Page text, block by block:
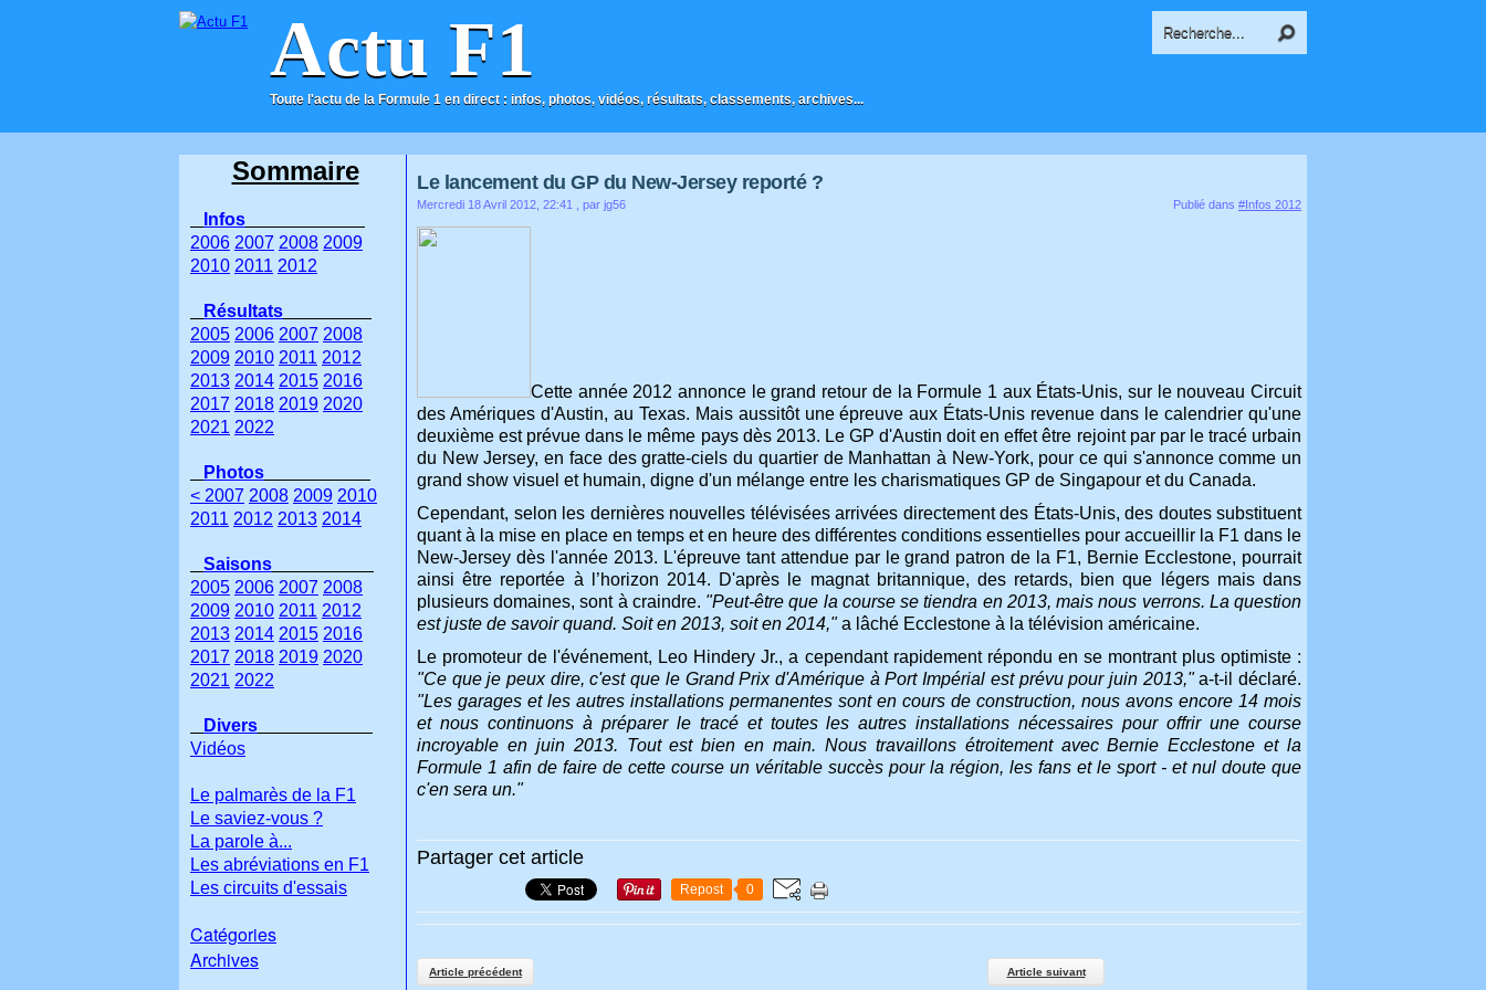
Actu F1
Toute l'actu de la Formule 1 en direct : infos, photos, vidéos, résultats, classements, archives...
ACCUEIL CONTACT
Le lancement du GP du New-Jersey reporté ?
Mercredi 18 Avril 2012, 22:41 , par jg56 Publié dans #Infos 2012
Cette année 2012 annonce le grand retour de la Formule 1 aux États-Unis, sur le nouveau Circuit
des Amériques d'Austin, au Texas. Mais aussitôt une épreuve aux États-Unis revenue dans le calendrier qu'une
deuxième est prévue dans le même pays dès 2013. Le GP d'Austin doit en effet être rejoint par par le tracé urbain
du New Jersey, en face des gratte-ciels du quartier de Manhattan à New-York, pour ce qui s'annonce comme un
grand show visuel et humain, digne d'un mélange entre les charismatiques GP de Singapour et du Canada.
Cependant, selon les dernières nouvelles télévisées arrivées directement des États-Unis, des doutes substituent
quant à la mise en place en temps et en heure des différentes conditions essentielles pour accueillir la F1 dans le
New-Jersey dès l'année 2013. L'épreuve tant attendue par le grand patron de la F1, Bernie Ecclestone, pourrait
ainsi être reportée à l’horizon 2014. D'après le magnat britannique, des retards, bien que légers mais dans
plusieurs domaines, sont à craindre. "Peut-être que la course se tiendra en 2013, mais nous verrons. La question
est juste de savoir quand. Soit en 2013, soit en 2014,"a lâché Ecclestone à la télévision américaine.
Le promoteur de l'événement, Leo Hindery Jr., a cependant rapidement répondu en se montrant plus optimiste :
"Ce que je peux dire, c'est que le Grand Prix d'Amérique à Port Impérial est prévu pour juin 2013,"a-t-il déclaré.
"Les garages et les autres installations permanentes sont en cours de construction, nous avons encore 14 mois
et nous continuons à préparer le tracé et toutes les autres installations nécessaires pour offrir une course
incroyable en juin 2013. Tout est bien en main. Nous travaillons étroitement avec Bernie Ecclestone et la
Formule 1 afin de faire de cette course un véritable succès pour la région, les fans et le sport - et nul doute que
c'en sera un."
Partager cet article
Repost 0
Article précédent Article suivant
Sommaire
Infos
2006 2007 2008 2009
2010 2011 2012
Résultats
2005 2006 2007 2008
2009 2010 2011 2012
2013 2014 2015 2016
2017 2018 2019 2020
2021 2022
Photos
< 2007 2008 2009 2010
2011 2012 2013 2014
Saisons
2005 2006 2007 2008
2009 2010 2011 2012
2013 2014 2015 2016
2017 2018 2019 2020
2021 2022
Divers
Vidéos
Le palmarès de la F1
Le saviez-vous ?
La parole à...
Les abréviations en F1
Les circuits d'essais
Catégories
Archives